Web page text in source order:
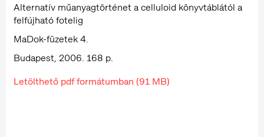
Alternatív műanyagtörténet a celluloid könyvtáblától a
felfújható fotelig
MaDok-füzetek 4.
Budapest, 2006. 168 p.
Letölthető pdf formátumban (91 MB)